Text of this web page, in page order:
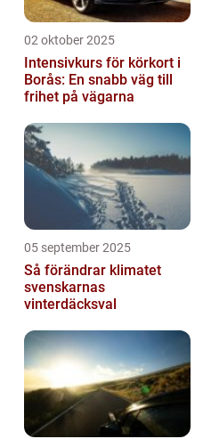
02 oktober 2025
Intensivkurs för körkort i
Borås: En snabb väg till
frihet på vägarna
05 september 2025
Så förändrar klimatet
svenskarnas
vinterdäcksval